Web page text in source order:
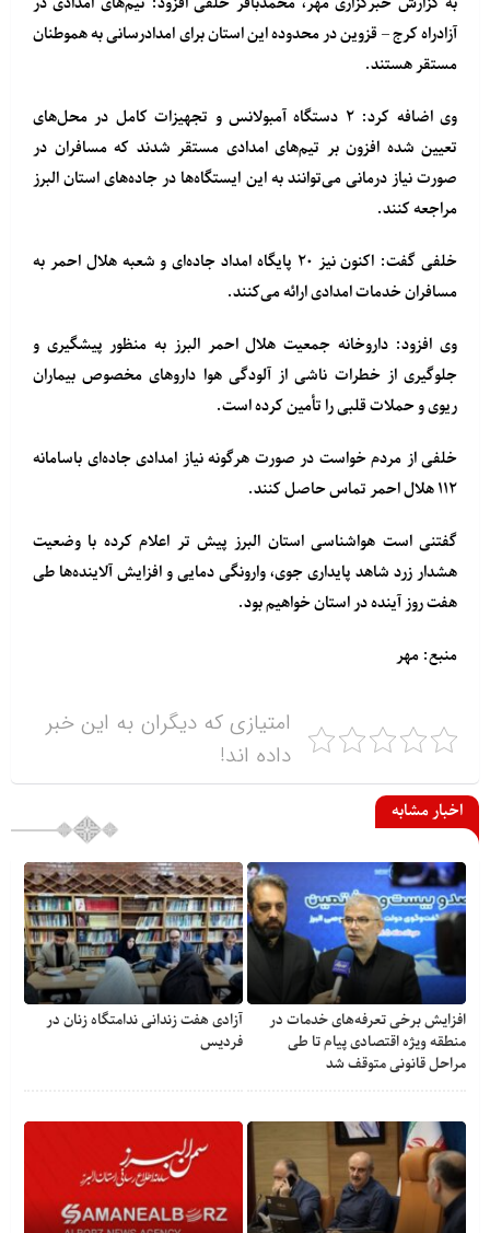
آزادراه کرج – قزوین در محدوده این استان برای امدادرسانی به هموطنان
مستقر هستند.
وی اضافه کرد: ۲ دستگاه آمبولانس و تجهیزات کامل در محل‌های
تعیین شده افزون بر تیم‌های امدادی مستقر شدند که مسافران در
صورت نیاز درمانی می‌توانند به این ایستگاه‌ها در جاده‌های استان البرز
مراجعه کنند.
خلفی گفت: اکنون نیز ۲۰ پایگاه امداد جاده‌ای و شعبه هلال احمر به
مسافران خدمات امدادی ارائه می‌کنند.
وی افزود: داروخانه جمعیت هلال احمر البرز به منظور پیشگیری و
جلوگیری از خطرات ناشی از آلودگی هوا داروهای مخصوص بیماران
ریوی و حملات قلبی را تأمین کرده است.
خلفی از مردم خواست در صورت هرگونه نیاز امدادی جاده‌ای باسامانه
۱۱۲ هلال احمر تماس حاصل کنند.
گفتنی است هواشناسی استان البرز پیش تر اعلام کرده با وضعیت
هشدار زرد شاهد پایداری جوی، وارونگی دمایی و افزایش آلاینده‌ها طی
هفت روز آینده در استان خواهیم بود.
منبع: مهر
امتیازی که دیگران به این خبر
داده اند!
اخبار مشابه
افزایش برخی تعرفه‌های خدمات در
منطقه ویژه اقتصادی پیام تا طی
مراحل قانونی متوقف شد
آزادی هفت زندانی ندامتگاه زنان در
فردیس